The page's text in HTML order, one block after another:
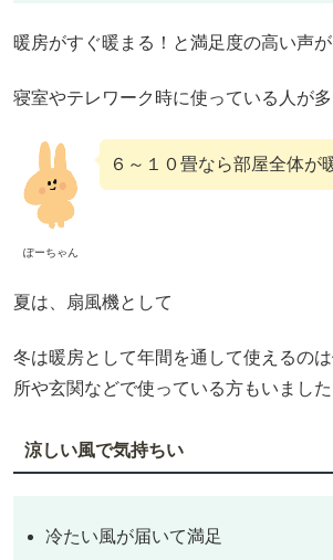
暖房がすぐ暖まる！と満足度の高い声が
寝室やテレワーク時に使っている人が多
ぽーちゃん
６～１０畳なら部屋全体が
夏は、扇風機として
冬は暖房として年間を通して使えるの
所や玄関などで使っている方もいました
涼しい風で気持ちい
冷たい風が届いて満足